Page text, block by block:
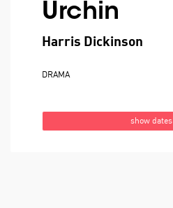
Urchin
Harris Dickinson
DRAMA
show dates